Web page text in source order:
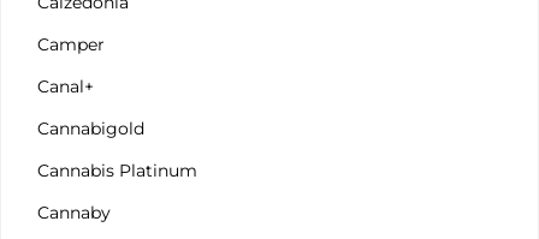
Camper
Canal+
Cannabigold
Cannabis Platinum
Cannaby